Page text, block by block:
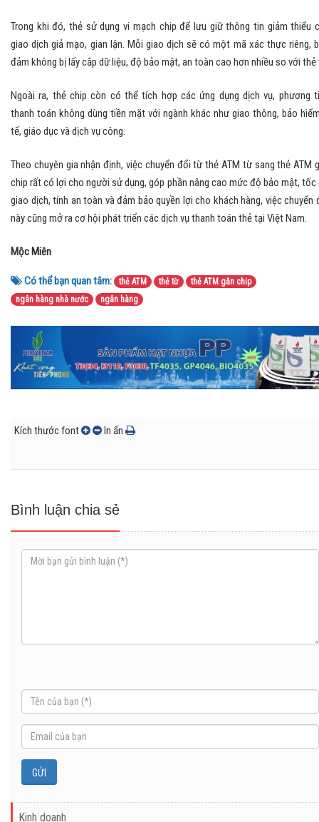
Trong khi đó, thẻ sử dụng vi mạch chip để lưu giữ thông tin giảm thiểu
giao dịch giả mạo, gian lận. Mỗi giao dịch sẽ có một mã xác thực riêng,
đảm không bị lấy cắp dữ liệu, độ bảo mật, an toàn cao hơn nhiều so với
Ngoài ra, thẻ chip còn có thể tích hợp các ứng dụng dịch vụ, phương
thanh toán không dùng tiền mặt với ngành khác như giao thông, bảo
tế, giáo dục và dịch vụ công.
Theo chuyên gia nhận định, việc chuyển đổi từ thẻ ATM từ sang thẻ ATM
chip rất có lợi cho người sử dụng, góp phần nâng cao mức độ bảo mật, tốc
giao dịch, tính an toàn và đảm bảo quyền lợi cho khách hàng, việc chuyển
này cũng mở ra cơ hội phát triển các dịch vụ thanh toán thẻ tại Việt Nam.
Mộc Miên
Có thể bạn quan tâm: thẻ ATM thẻ từ
thẻ ATM gắn chip
ngân hàng nhà nước
ngân hàng
Kích thước font In ấn
Bình luận chia sẻ
Kinh doanh